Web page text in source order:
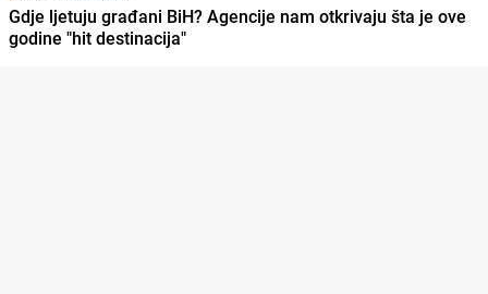
Gdje ljetuju građani BiH? Agencije nam otkrivaju šta je ove
godine "hit destinacija"